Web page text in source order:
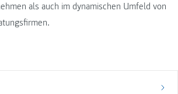
als auch im dynamischen Umfeld von